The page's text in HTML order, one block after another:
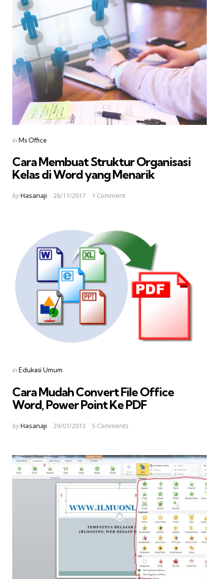
Categories
Posted
inMs Office
Cara Membuat Struktur Organisasi
Kelas di Word yang Menarik
Posted
byHasanaji 26/11/2017 1 Comment
Categories
Posted
inEdukasi Umum
Cara Mudah Convert File Office
Word, Power Point Ke PDF
Posted
byHasanaji 29/01/2013 5 Comments